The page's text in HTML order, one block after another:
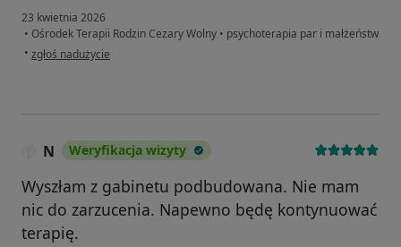
23 kwietnia 2026
• Ośrodek Terapii Rodzin Cezary Wolny • psychoterapia par i małżeństw
• w opinii użytkownika Hanna
zgłoś nadużycie
N Weryfikacja wizyty
Wyszłam z gabinetu podbudowana. Nie mam
nic do zarzucenia. Napewno będę kontynuować
terapię.